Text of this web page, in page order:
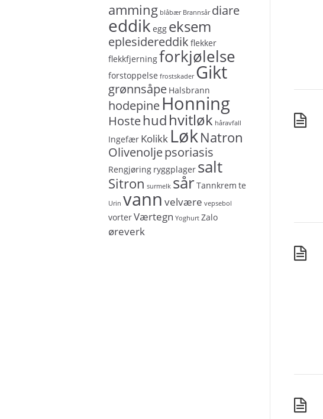
amming blåbær Brannsår diare
eddik egg eksem
eplesidereddik flekker
flekkfjerningforkjølelse
forstoppelse frostskader Gikt
grønnsåpe Halsbrann
hodepineHonning
Hostehud hvitløk håravfall
Ingefær Kolikk LøkNatron
Olivenoljepsoriasis
Rengjøring ryggplager salt
Sitron surmelk sårTannkrem te
Urin vann velvære vepsebol
vorterVærtegn Yoghurt Zalo
øreverk